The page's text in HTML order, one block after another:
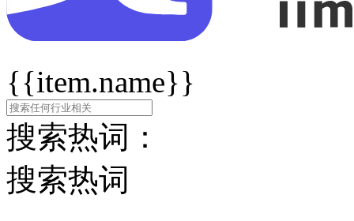
{{item.name}}
搜索热词：
搜索热词